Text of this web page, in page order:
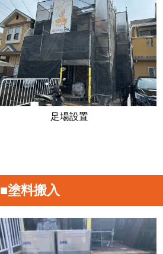
足場設置
■塗料搬入